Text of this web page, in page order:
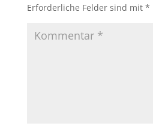
Erforderliche Felder sind mit *